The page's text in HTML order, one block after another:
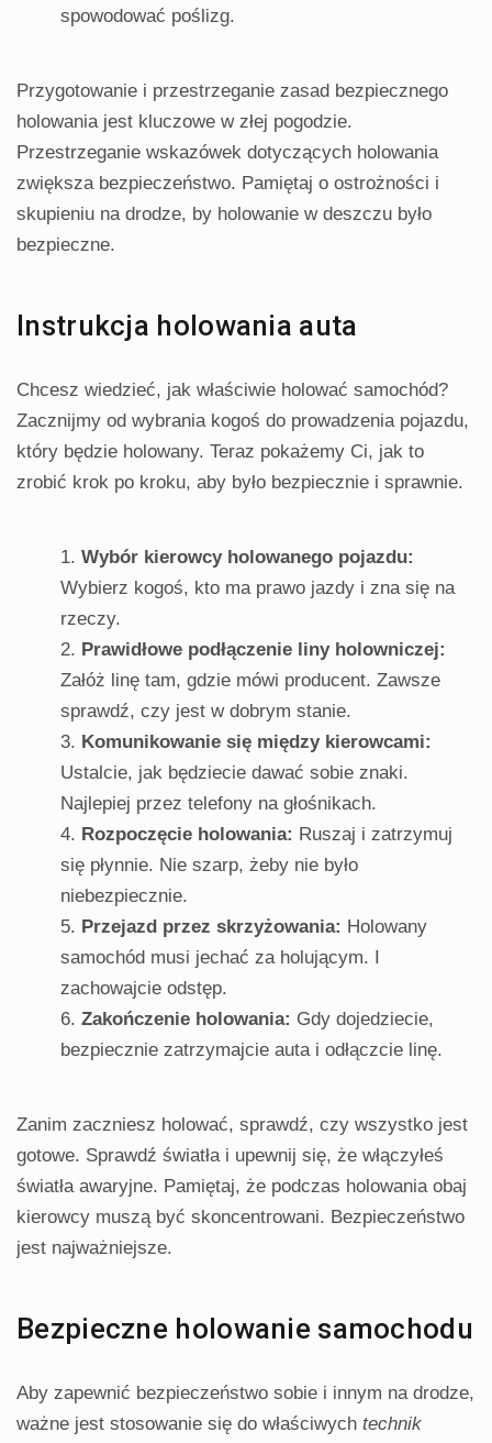
spowodować poślizg.
Przygotowanie i przestrzeganie zasad bezpiecznego
holowania jest kluczowe w złej pogodzie.
Przestrzeganie wskazówek dotyczących holowania
zwiększa bezpieczeństwo. Pamiętaj o ostrożności i
skupieniu na drodze, by holowanie w deszczu było
bezpieczne.
Instrukcja holowania auta
Chcesz wiedzieć, jak właściwie holować samochód?
Zacznijmy od wybrania kogoś do prowadzenia pojazdu,
który będzie holowany. Teraz pokażemy Ci, jak to
zrobić krok po kroku, aby było bezpiecznie i sprawnie.
Wybór kierowcy holowanego pojazdu:
Wybierz kogoś, kto ma prawo jazdy i zna się na
rzeczy.
Prawidłowe podłączenie liny holowniczej:
Załóż linę tam, gdzie mówi producent. Zawsze
sprawdź, czy jest w dobrym stanie.
Komunikowanie się między kierowcami:
Ustalcie, jak będziecie dawać sobie znaki.
Najlepiej przez telefony na głośnikach.
Rozpoczęcie holowania: Ruszaj i zatrzymuj
się płynnie. Nie szarp, żeby nie było
niebezpiecznie.
Przejazd przez skrzyżowania: Holowany
samochód musi jechać za holującym. I
zachowajcie odstęp.
Zakończenie holowania: Gdy dojedziecie,
bezpiecznie zatrzymajcie auta i odłączcie linę.
Zanim zaczniesz holować, sprawdź, czy wszystko jest
gotowe. Sprawdź światła i upewnij się, że włączyłeś
światła awaryjne. Pamiętaj, że podczas holowania obaj
kierowcy muszą być skoncentrowani. Bezpieczeństwo
jest najważniejsze.
Bezpieczne holowanie samochodu
Aby zapewnić bezpieczeństwo sobie i innym na drodze,
ważne jest stosowanie się do właściwych technik